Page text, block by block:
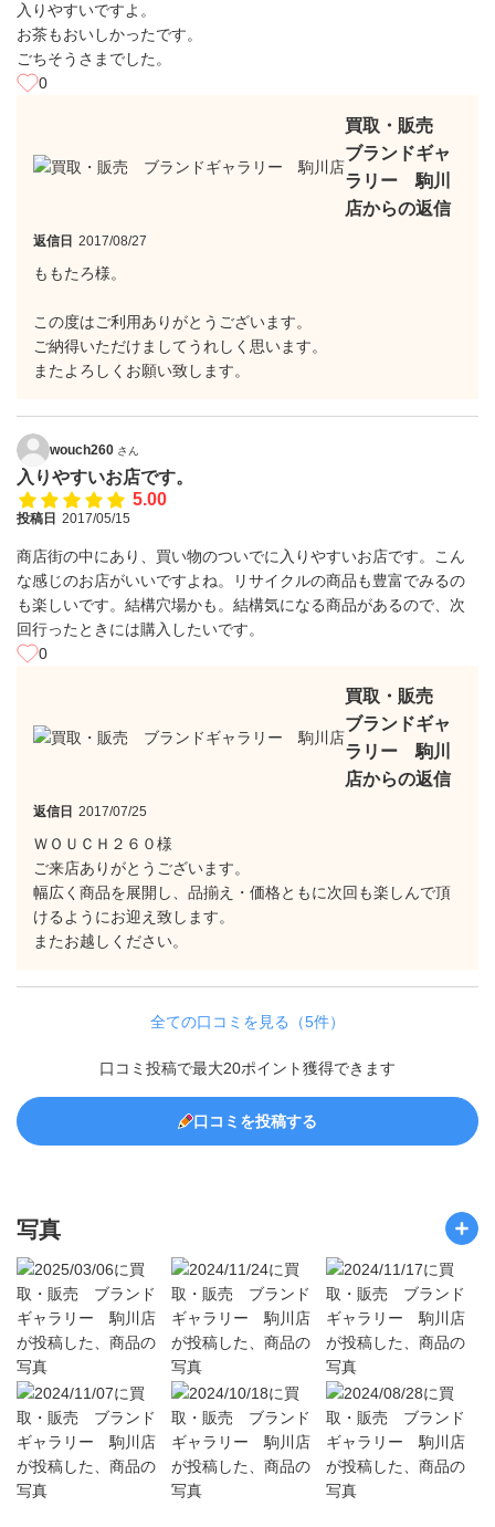
入りやすいですよ。
お茶もおいしかったです。
ごちそうさまでした。
0
買取・販売
ブランドギャ
ラリー 駒川
店からの返信
返信日 2017/08/27
ももたろ様。
この度はご利用ありがとうございます。
ご納得いただけましてうれしく思います。
またよろしくお願い致します。
wouch260 さん
入りやすいお店です。
5.00
投稿日 2017/05/15
商店街の中にあり、買い物のついでに入りやすいお店です。こん
な感じのお店がいいですよね。リサイクルの商品も豊富でみるの
も楽しいです。結構穴場かも。結構気になる商品があるので、次
回行ったときには購入したいです。
0
買取・販売
ブランドギャ
ラリー 駒川
店からの返信
返信日 2017/07/25
ＷＯＵＣＨ２６０様
ご来店ありがとうございます。
幅広く商品を展開し、品揃え・価格ともに次回も楽しんで頂
けるようにお迎え致します。
またお越しください。
全ての口コミを見る（5件）
口コミ投稿で最大20ポイント獲得できます
口コミを投稿する
写真